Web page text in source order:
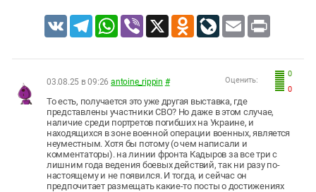
VK TelegramWhatsApp
Viber X Odnoklassniki
LiveJournal
Email Print
0
0
Оценить:
03.08.25 в 09:26 antoine_rippin #
То есть, получается это уже другая выставка, где
представлены участники СВО? Но даже в этом случае,
наличие среди портретов погибших на Украине, и
находящихся в зоне военной операции военных, является
неуместным. Хотя бы потому (о чем написали и
комментаторы). на линии фронта Кадыров за все три с
лишним года ведения боевых действий, так ни разу по-
настоящему и не появился. И тогда, и сейчас он
предпочитает размещать какие-то посты о достижениях